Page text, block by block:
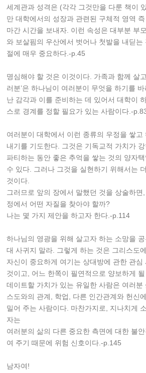
세계관과 성격은 (각각 그것만을 다룬 책이
만 대학에서의 성장과 관련된 구체적 영역 즉
마간 시간을 보내자. 이런 속성은 대부분 부
와 보살핌의 우산에서 벗어나 첫발을 내딛는
절에 매우 중요하다.-p.45
명심해야 할 것은 이것이다. 가족과 함께 살
러분’은 하나님이 여러분이 무엇을 하기를
난 감각과 이를 준비하는 데 있어서 대학이
스로 경계를 정할 필요가 있는 사람이다.-
여러분이 대학에서 이런 종류의 우정을 쌓고
내기를 기도한다. 그것은 기독교적 가치가
파티하는 동안 좋은 추억을 쌓는 것의 양자
수 있다. 그러나 그것을 실현하기 위해서는
것이다.
그러므로 앞의 장에서 말했던 것을 상술하면
정에서 어떤 자질을 찾아야 할까?
나는 몇 가지 제안을 하고자 한다.-p.114
하나님의 영광을 위해 살고자 하는 소망을
대 사귀지 말라. 그렇게 하는 것은 그리스도
자신이 중요하게 여기는 상대방에 관한 관심
것이고, 어느 한쪽이 필연적으로 양보하게
데이트할 가치가 있는 유일한 사람은 여러분
스도와의 관계, 학업, 다른 인간관계와 헌신
밀어 주는 사람이다. 마찬가지로, 지나치게
자는
여러분의 삶의 다른 중요한 측면에 대한 불
여 주기 때문에 위험 신호이다.-p.145
남자여!